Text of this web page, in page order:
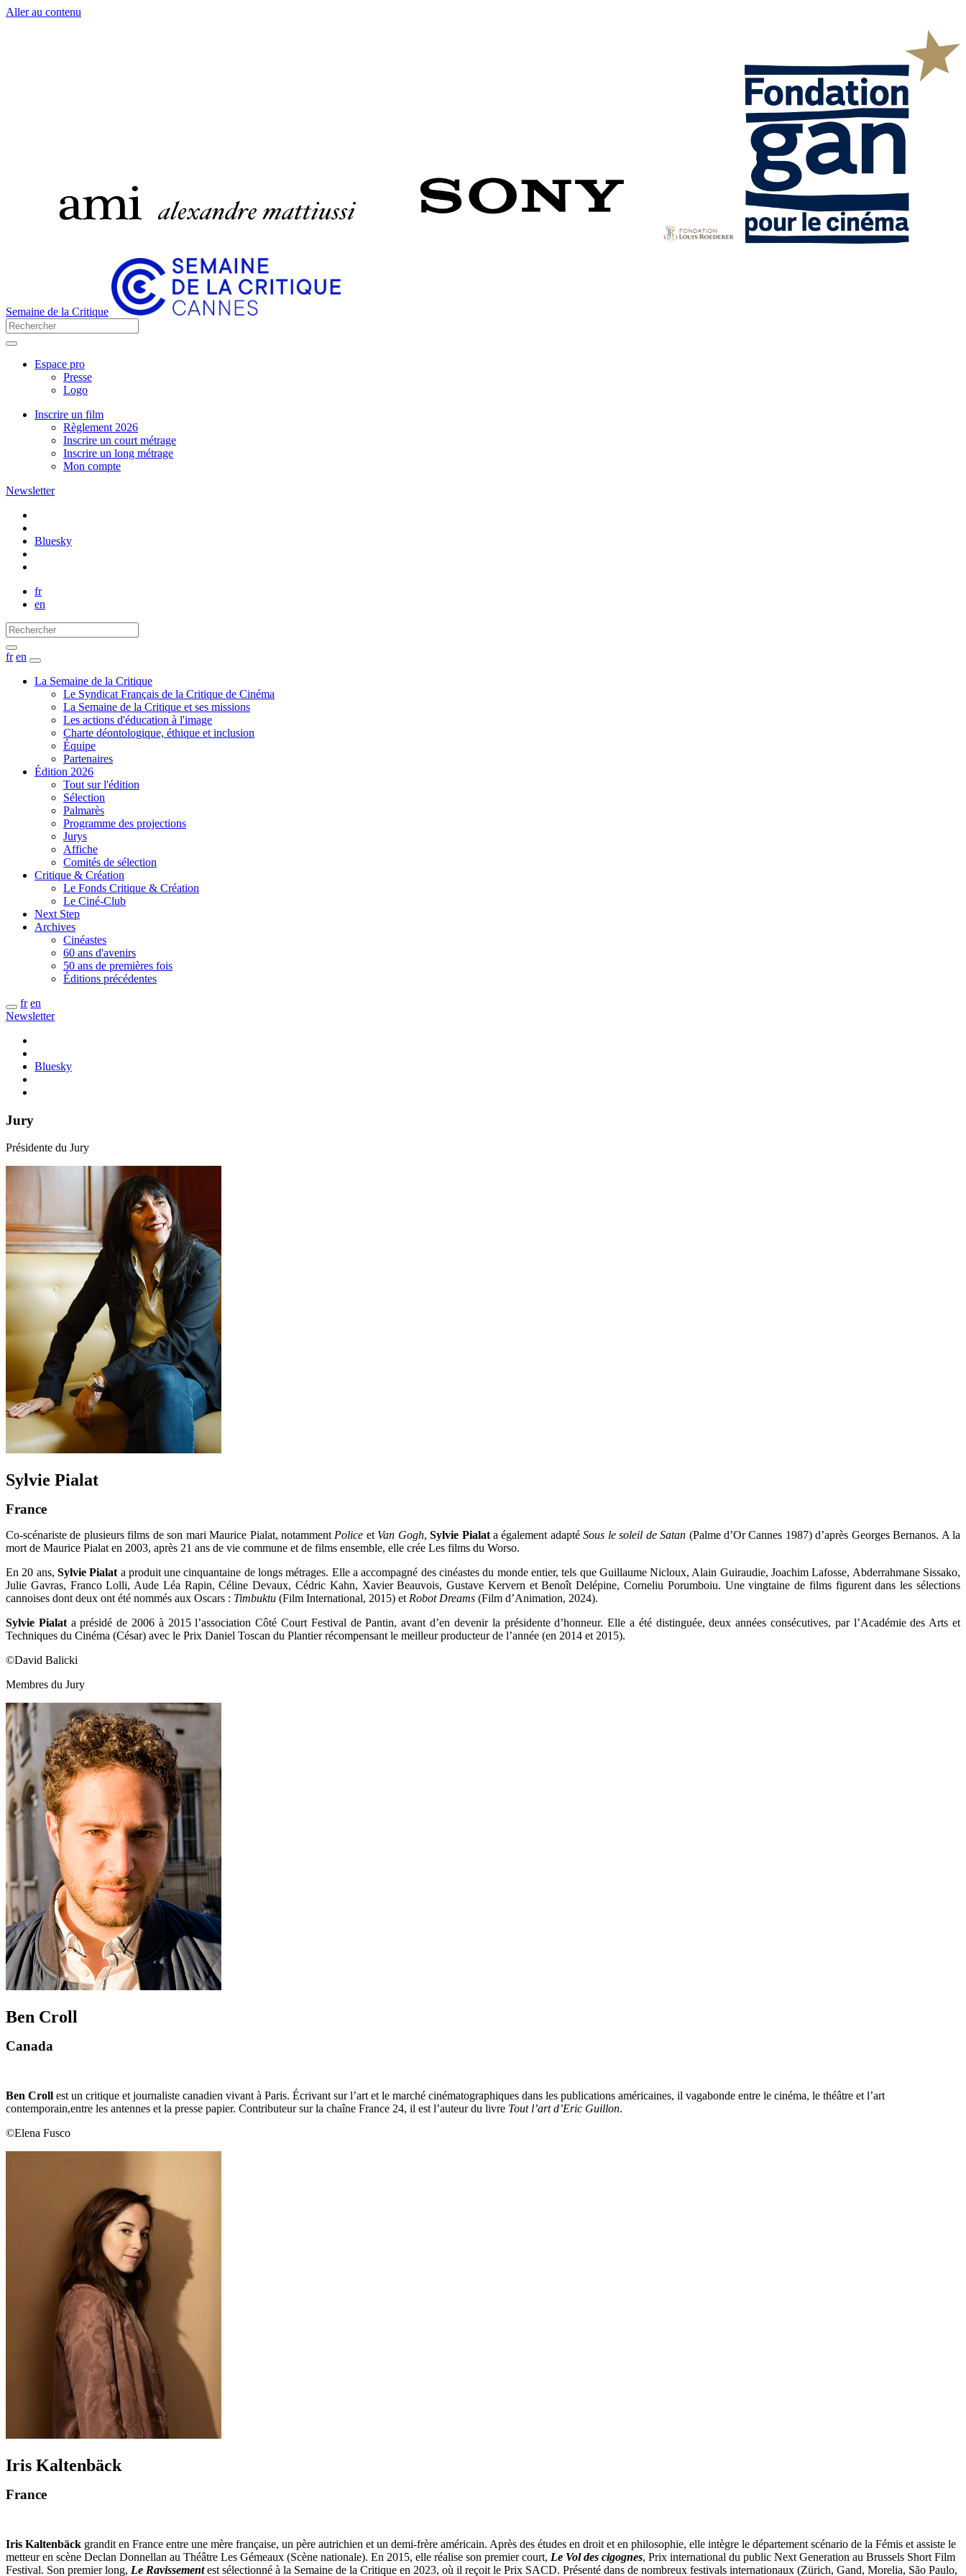
Aller au contenu
Semaine de la Critique
Espace pro
Presse
Logo
Inscrire un film
Règlement 2026
Inscrire un court métrage
Inscrire un long métrage
Mon compte
Newsletter
Bluesky
fr
en
fr en
La Semaine de la Critique
Le Syndicat Français de la Critique de Cinéma
La Semaine de la Critique et ses missions
Les actions d'éducation à l'image
Charte déontologique, éthique et inclusion
Équipe
Partenaires
Édition 2026
Tout sur l'édition
Sélection
Palmarès
Programme des projections
Jurys
Affiche
Comités de sélection
Critique & Création
Le Fonds Critique & Création
Le Ciné-Club
Next Step
Archives
Cinéastes
60 ans d'avenirs
50 ans de premières fois
Éditions précédentes
fr en
Newsletter
Bluesky
Jury
Présidente du Jury
Sylvie Pialat
France
Co-scénariste de plusieurs films de son mari Maurice Pialat, notamment Police et Van Gogh,Sylvie Pialata également adaptéSous le soleil de Satan (Palme d’Or Cannes 1987) d’après Georges Bernanos. A la
mort de Maurice Pialat en 2003, après 21 ans de vie commune et de films ensemble, elle crée Les films du Worso.
En 20 ans, Sylvie Pialat a produit une cinquantaine de longs métrages. Elle a accompagné des cinéastes du monde entier, tels que Guillaume Nicloux, Alain Guiraudie, Joachim Lafosse, Abderrahmane Sissako,
Julie Gavras, Franco Lolli, Aude Léa Rapin, Céline Devaux, Cédric Kahn, Xavier Beauvois, Gustave Kervern et Benoît Delépine, Corneliu Porumboiu. Une vingtaine de films figurent dans les sélections
cannoises dont deux ont été nommés aux Oscars : Timbuktu (Film International, 2015) et Robot Dreams (Film d’Animation, 2024).
Sylvie Pialata présidé de 2006 à 2015 l’association Côté Court Festival de Pantin, avant d’en devenir la présidente d’honneur. Elle a été distinguée, deux années consécutives, par l’Académie des Arts et
Techniques du Cinéma (César) avec le Prix Daniel Toscan du Plantier récompensant le meilleur producteur de l’année (en 2014 et 2015).
©David Balicki
Membres du Jury
Ben Croll
Canada
Ben Croll est un critique et journaliste canadien vivant à Paris. Écrivant sur l’art et le marché cinématographiques dans les publications américaines, il vagabonde entre le cinéma, le théâtre et l’art
contemporain,entre les antennes et la presse papier. Contributeur sur la chaîne France 24, il est l’auteur du livre Tout l’art d’Eric Guillon.
©Elena Fusco
Iris Kaltenbäck
France
Iris Kaltenbäck grandit en France entre une mère française, un père autrichien et un demi-frère américain. Après des études en droit et en philosophie, elle intègre le département scénario de la Fémis et assiste le
metteur en scène Declan Donnellan au Théâtre Les Gémeaux (Scène nationale). En 2015, elle réalise son premier court, Le Vol des cigognes, Prix international du public Next Generation au Brussels Short Film
Festival. Son premier long, Le Ravissementest sélectionné à la Semaine de la Critique en 2023, où il reçoit le Prix SACD. Présenté dans de nombreux festivals internationaux (Zürich, Gand, Morelia, São Paulo,